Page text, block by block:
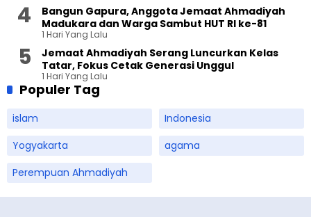
Bangun Gapura, Anggota Jemaat Ahmadiyah
Madukara dan Warga Sambut HUT RI ke-81
1 Hari Yang Lalu
Jemaat Ahmadiyah Serang Luncurkan Kelas
Tatar, Fokus Cetak Generasi Unggul
1 Hari Yang Lalu
Populer Tag
islam
Indonesia
Yogyakarta
agama
Perempuan Ahmadiyah